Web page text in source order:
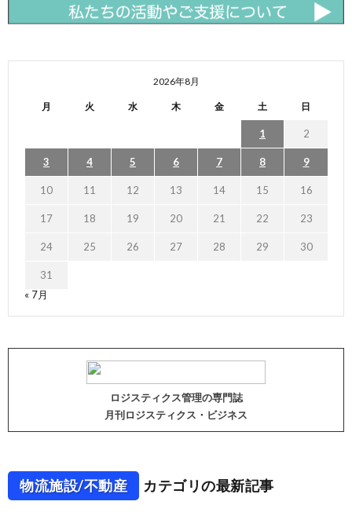
2026年8月
月 火 水 木 金 土 日
1 2
3 4 5 6 7 8 9
10 11 12 13 14 15 16
17 18 19 20 21 22 23
24 25 26 27 28 29 30
31
« 7月
ロジスティクス管理の専門誌
月刊ロジスティクス・ビジネス
物流施設/不動産 カテゴリの最新記事